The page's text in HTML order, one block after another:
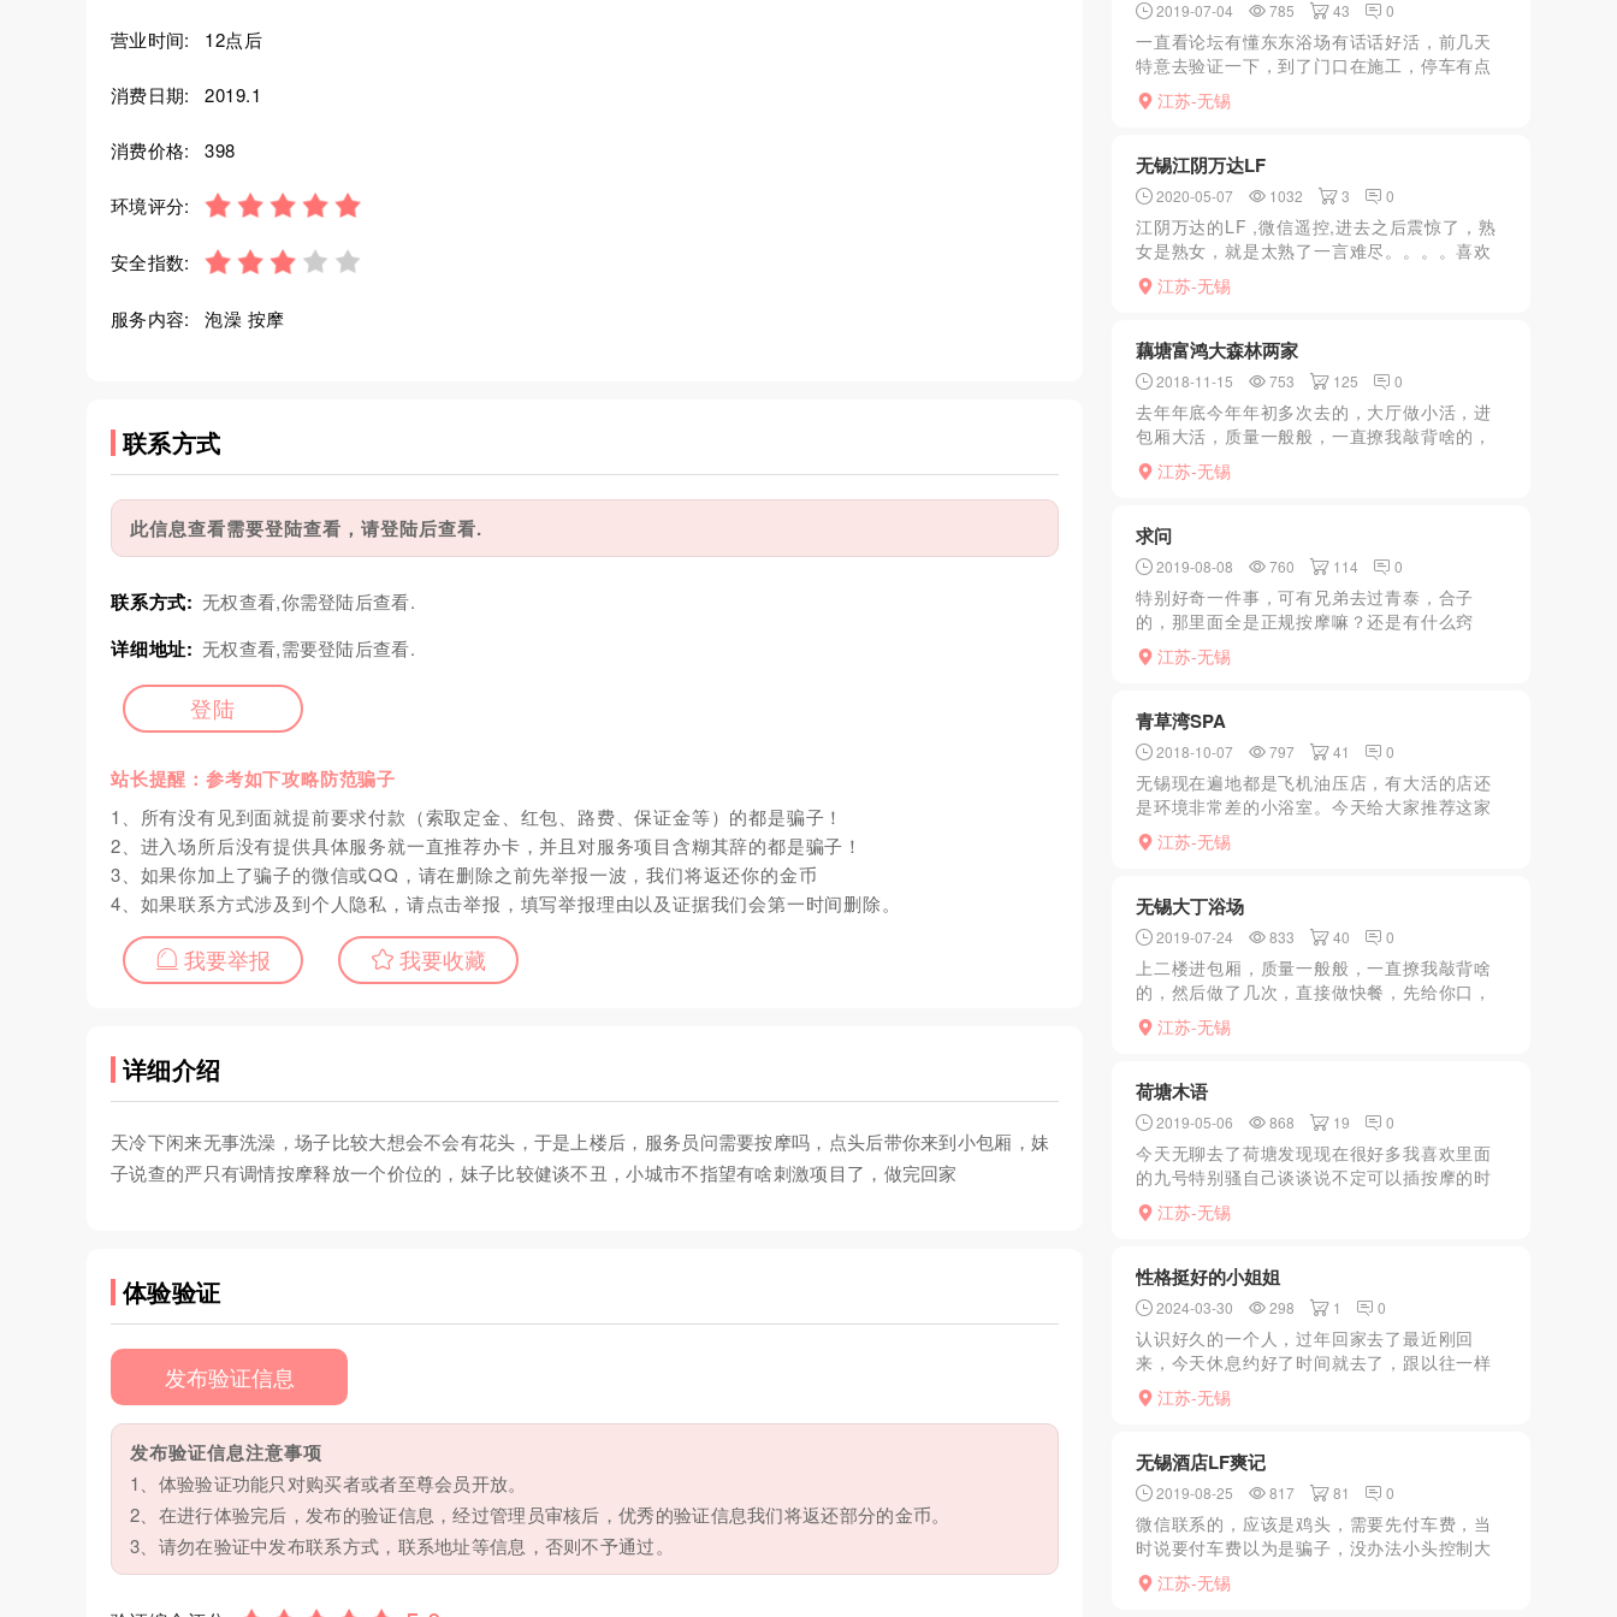
营业时间: 12点后
消费日期: 2019.1
消费价格: 398
环境评分:
安全指数:
服务内容: 泡澡 按摩
联系方式
此信息查看需要登陆查看，请登陆后查看.
联系方式: 无权查看,你需登陆后查看.
详细地址: 无权查看,需要登陆后查看.
登陆
站长提醒：参考如下攻略防范骗子
1、所有没有见到面就提前要求付款（索取定金、红包、路费、保证金等）的都是骗子！
2、进入场所后没有提供具体服务就一直推荐办卡，并且对服务项目含糊其辞的都是骗子！
3、如果你加上了骗子的微信或QQ，请在删除之前先举报一波，我们将返还你的金币
4、如果联系方式涉及到个人隐私，请点击举报，填写举报理由以及证据我们会第一时间删除。
我要举报 我要收藏
详细介绍
天冷下闲来无事洗澡，场子比较大想会不会有花头，于是上楼后，服务员问需要按摩吗，点头后带你来到小包厢，妹
子说查的严只有调情按摩释放一个价位的，妹子比较健谈不丑，小城市不指望有啥刺激项目了，做完回家
体验验证
发布验证信息
发布验证信息注意事项
1、体验验证功能只对购买者或者至尊会员开放。
2、在进行体验完后，发布的验证信息，经过管理员审核后，优秀的验证信息我们将返还部分的金币。
3、请勿在验证中发布联系方式，联系地址等信息，否则不予通过。
2019-07-04 785 43 0
一直看论坛有懂东东浴场有话话好活，前几天
特意去验证一下，到了门口在施工，停车有点
问题，不敢看好像有个老头在把风。门面比较
破旧，无奈精虫上脑，直笨奔二楼，到了吧台
江苏-无锡
无锡江阴万达LF
2020-05-07 1032 3 0
江阴万达的LF ,微信遥控,进去之后震惊了，熟
女是熟女，就是太熟了一言难尽。。。。喜欢
很熟女的可以去试试，放的开是放得开的。个
人不喜欢，而且年龄看上去有40了
江苏-无锡
藕塘富鸿大森林两家
2018-11-15 753 125 0
去年年底今年年初多次去的，大厅做小活，进
包厢大活，质量一般般，一直撩我敲背啥的，
然后做了几次，直接做快餐，先给你口，一
般，然后用嘴巴给你带套子，不错有新意。然
江苏-无锡
求问
2019-08-08 760 114 0
特别好奇一件事，可有兄弟去过青泰，合子
的，那里面全是正规按摩嘛？还是有什么窍
门？我去过三次，每次都是最贵的套餐，但是
都是正常按摩？所以特别好奇，是这个地方就
江苏-无锡
青草湾SPA
2018-10-07 797 41 0
无锡现在遍地都是飞机油压店，有大活的店还
是环境非常差的小浴室。今天给大家推荐这家
SPA店。环境还是属于可以的，比较干净。JS
数量也比较多，大概有10几个，普遍长的都还
江苏-无锡
无锡大丁浴场
2019-07-24 833 40 0
上二楼进包厢，质量一般般，一直撩我敲背啥
的，然后做了几次，直接做快餐，先给你口，
一般，然后用嘴巴给你带套子，不错有新意。
然后直接坐上来女上位。不管我舒不舒服直接
江苏-无锡
荷塘木语
2019-05-06 868 19 0
今天无聊去了荷塘发现现在很好多我喜欢里面
的九号特别骚自己谈谈说不定可以插按摩的时
候摸了一把全是水。进去都是先洗澡再穿一次
性内裤然后等技师先b面再脱裤子按摩kb是真的
江苏-无锡
性格挺好的小姐姐
2024-03-30 298 1 0
认识好久的一个人，过年回家去了最近刚回
来，今天休息约好了时间就去了，跟以往一样
该做的都做了，最舒服的就是毛退让人忍不住
就想射，最后戴套上马大战几百回合高潮了两
江苏-无锡
无锡酒店LF爽记
2019-08-25 817 81 0
微信联系的，应该是鸡头，需要先付车费，当
时说要付车费以为是骗子，没办法小头控制大
头就付了，妹子图片不用看，看了也不是本
人。但是！质量非常高，酒店陪洗澡一套活儿
江苏-无锡